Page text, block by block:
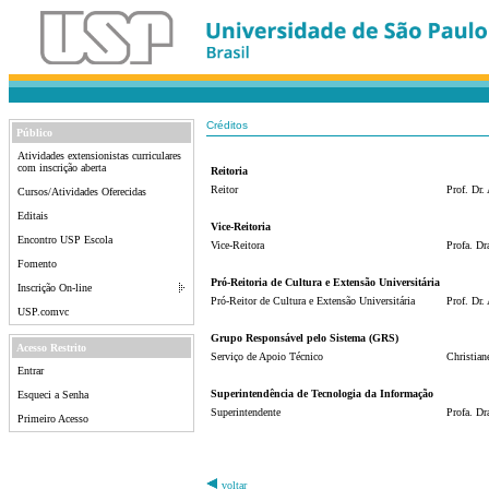
Público
Atividades extensionistas curriculares
com inscrição aberta
Cursos/Atividades Oferecidas
Editais
Encontro USP Escola
Fomento
Inscrição On-line
USP.comvc
Acesso Restrito
Entrar
Esqueci a Senha
Primeiro Acesso
Créditos
Reitoria
Reitor
Prof. Dr.
Vice-Reitoria
Vice-Reitora
Profa.
Pró-Reitoria de Cultura e Extensão Universitária
Pró-Reitor de Cultura e Extensão Universitária
Prof. Dr.
Grupo Responsável pelo Sistema (GRS)
Serviço de Apoio Técnico
Superintendência de Tecnologia da Informação
Superintendente
Profa.
voltar